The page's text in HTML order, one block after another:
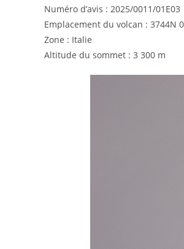
Numéro d’avis : 2025/0011/01E03
Emplacement du volcan : 3744N
Zone : Italie
Altitude du sommet : 3 300 m